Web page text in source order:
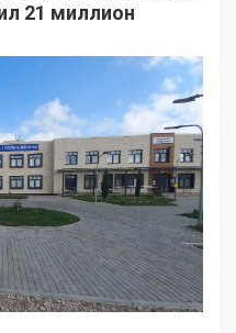
21 миллион